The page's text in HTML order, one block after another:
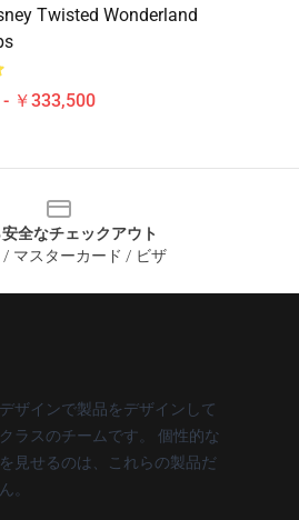
Twisted Wonderland
- ￥333,500
全なチェックアウト
/ マスターカード / ビザ
ザインで製品をデザインして
ラスのチームです。 個性的な
見せるのは、これらの製品だ
。